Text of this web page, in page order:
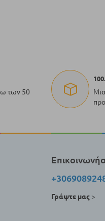
των 50
Γράψτε μας >